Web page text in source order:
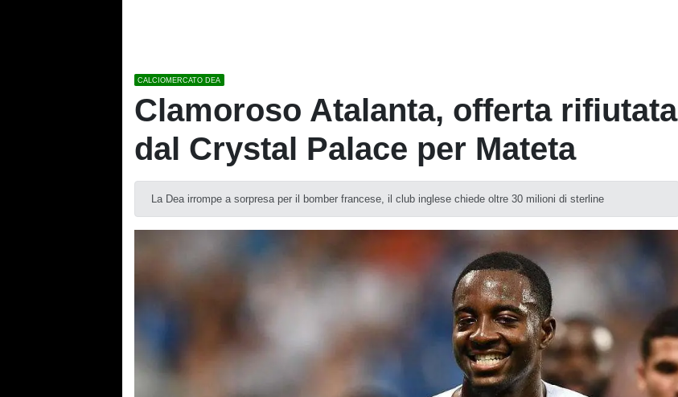
CALCIOMERCATO DEA
Clamoroso Atalanta, offerta rifiutata
dal Crystal Palace per Mateta
La Dea irrompe a sorpresa per il bomber francese, il club inglese chiede oltre 30 milioni di sterline